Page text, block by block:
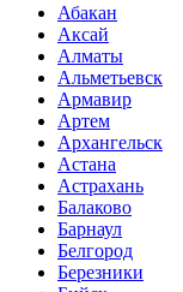
Абакан
Аксай
Алматы
Альметьевск
Армавир
Артем
Архангельск
Астана
Астрахань
Балаково
Барнаул
Белгород
Березники